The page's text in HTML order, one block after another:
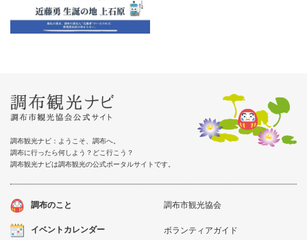
調布観光ナビ：ようこそ、調布へ。
調布に行ったら何しよう？どこ行こう？
調布観光ナビは調布観光の公式ポータルサイトです。
調布のこと
イベントカレンダー
調布市観光協会
ボランティアガイド